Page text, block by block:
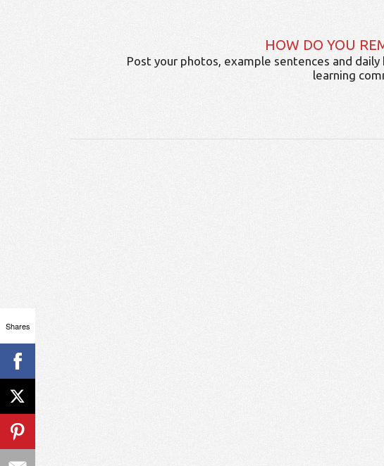
HOW DO YOU
Post your photos, example sentences and
learning
Shares